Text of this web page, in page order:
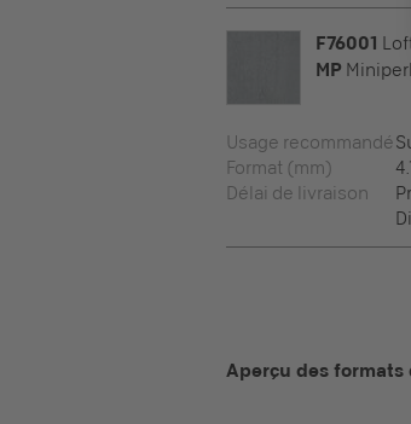
F76001
MP Miniperl
Usage recommandé
Format (mm)
Délai de livraison
Aperçu des formats